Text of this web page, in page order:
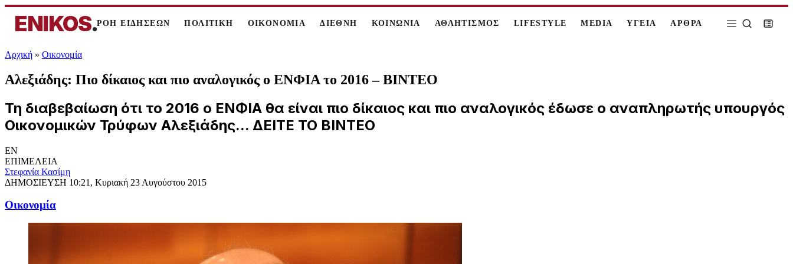
ENIKOS.ΡΟΗ ΕΙΔΗΣΕΩΝ ΠΟΛΙΤΙΚΗ ΟΙΚΟΝΟΜΙΑ ΔΙΕΘΝΗ ΚΟΙΝΩΝΙΑ ΑΘΛΗΤΙΣΜΟΣ LIFESTYLE MEDIA ΥΓΕΙΑ ΑΡΘΡΑ
Αρχική » Oικονομία
Αλεξιάδης: Πιο δίκαιος και πιο αναλογικός ο ΕΝΦΙΑ το 2016 – ΒΙΝΤΕΟ
Τη διαβεβαίωση ότι το 2016 ο ΕΝΦΙΑ θα είναι πιο δίκαιος και πιο αναλογικός έδωσε ο αναπληρωτής υπουργός
Οικονομικών Τρύφων Αλεξιάδης... ΔΕΙΤΕ ΤΟ ΒΙΝΤΕΟ
EN
ΕΠΙΜΕΛΕΙΑ
Στεφανία Κασίμη
ΔΗΜΟΣΙΕΥΣΗ 10:21, Κυριακή 23 Αυγούστου 2015
Oικονομία